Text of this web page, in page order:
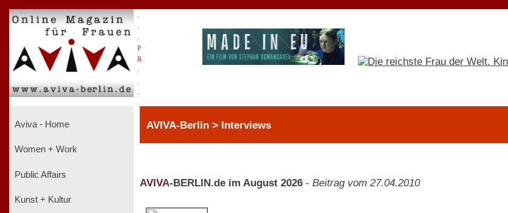
P
R
Aviva - Home
Women + Work
Public Affairs
Kunst + Kultur
AVIVA-Berlin > Interviews
AV VA-BERLIN.de im August 2026 - Beitrag vom 27.04.2010